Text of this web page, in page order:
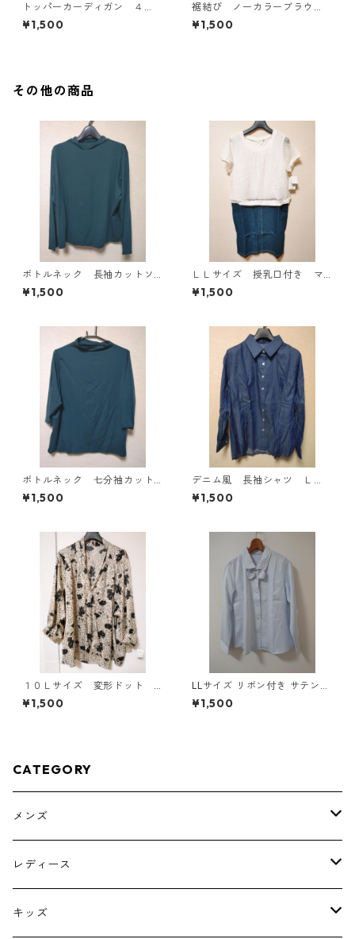
トッパーカーディガン ４
Ｌ グレー KAE-4814
¥1,500
裾結び ノーカラーブラウ
ス ３Ｌ アイボリー KAE-
4813
¥1,500
その他の商品
ボトルネック 長袖カットソ
ー ４Ｌ ティールグリー
ン KAE-4812
¥1,500
ＬＬサイズ 授乳口付き マ
タニティ ドッキングワンピ
ース ホワイト×ブルー KAE
¥1,500
ボトルネック 七分袖カット
ソー ４Ｌ ティールグリー
ン KAE-4815
¥1,500
デニム風 長袖シャツ Ｌ
Ｌ ブルー KAE-4801
¥1,500
１０Ｌサイズ 変形ドット
花柄 ボウタイブラウス オ
フホワイト KAE-4775
¥1,500
LLサイズ リボン付き サテン調
シャツブラウス サックス ◆KI
Y-1301◆
¥1,500
CATEGORY
メンズ
トップス
ボトムス
レディース
トップス
キッズ